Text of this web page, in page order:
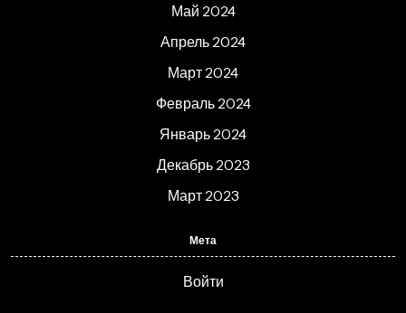
Май 2024
Апрель 2024
Март 2024
Февраль 2024
Январь 2024
Декабрь 2023
Март 2023
Мета
Войти